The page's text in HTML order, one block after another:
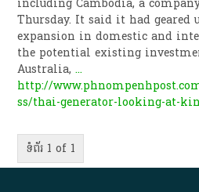
Thursday. It said it had geared
expansion in domestic and
the potential existing
Australia,...
http://
ss/thai-generator-looking-at-
ទំព័រ 1 of 1